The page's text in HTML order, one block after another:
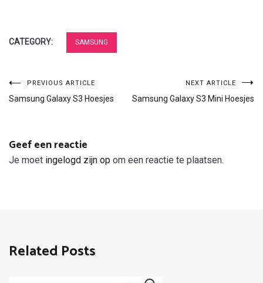
CATEGORY: SAMSUNG
Bericht
PREVIOUS ARTICLE
Samsung Galaxy S3 Hoesjes
NEXT ARTICLE
Samsung Galaxy S3 Mini Hoesjes
Geef een reactie
Je moet ingelogd zijn op om een reactie te plaatsen.
Related Posts